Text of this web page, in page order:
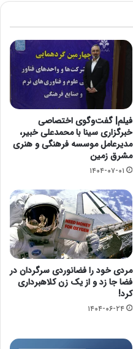
فیلم| گفت‌وگوی اختصاصی
خبرگزاری سینا با محمدعلی خبیر،
مدیرعامل موسسه فرهنگی و هنری
مشرق زمین
۱۴۰۴-۰۷-۰۱
مردی خود را فضانوردی سرگردان در
فضا جا زد و از یک زن کلاهبرداری
کرد!
۱۴۰۴-۰۶-۲۴